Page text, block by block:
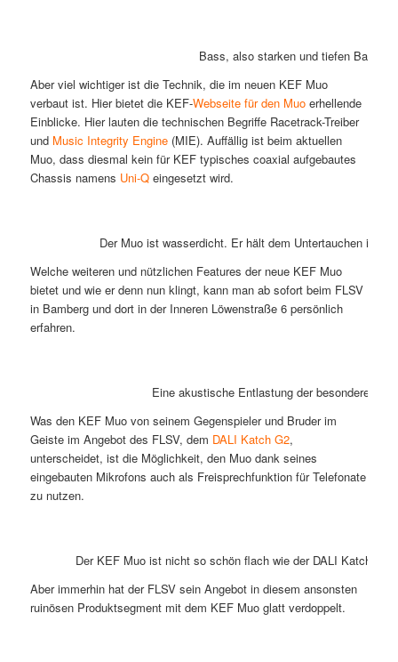
Bass, also starken und tiefen Bass
Aber viel wichtiger ist die Technik, die im neuen KEF Muo
verbaut ist. Hier bietet die KEF-Webseite für den Muoerhellende
Einblicke. Hier lauten die technischen Begriffe Racetrack-Treiber
und Music Integrity Engine(MIE). Auffällig ist beim aktuellen
Muo, dass diesmal kein für KEF typisches coaxial aufgebautes
Chassis namens Uni-Qeingesetzt wird.
Der Muo ist wasserdicht. Er hält dem Untertauchen in
Welche weiteren und nützlichen Features der neue KEF Muo
bietet und wie er denn nun klingt, kann man ab sofort beim FLSV
in Bamberg und dort in der Inneren Löwenstraße 6 persönlich
erfahren.
Eine akustische Entlastung der besonderen
Was den KEF Muo von seinem Gegenspieler und Bruder im
Geiste im Angebot des FLSV, dem DALI Katch G2,
unterscheidet, ist die Möglichkeit, den Muo dank seines
eingebauten Mikrofons auch als Freisprechfunktion für Telefonate
zu nutzen.
Der KEF Muo ist nicht so schön flach wie der DALI Katch
Aber immerhin hat der FLSV sein Angebot in diesem ansonsten
ruinösen Produktsegment mit dem KEF Muo glatt verdoppelt.